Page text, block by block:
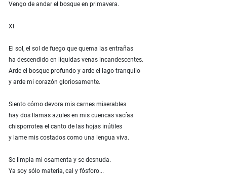
Vengo de andar el bosque en primavera.
XI
El sol, el sol de fuego que quema las entrañas
ha descendido en líquidas venas incandescentes.
Arde el bosque profundo y arde el lago tranquilo
y arde mi corazón gloriosamente.
Siento cómo devora mis carnes miserables
hay dos llamas azules en mis cuencas vacías
chisporrotea el canto de las hojas inútiles
y lame mis costados como una lengua viva.
Se limpia mi osamenta y se desnuda.
Ya soy sólo materia, cal y fósforo...